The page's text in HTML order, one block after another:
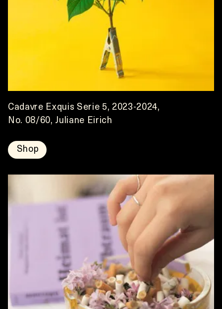
Cadavre Exquis Serie 5, 2023-2024,
No. 08/60, Juliane Eirich
Shop